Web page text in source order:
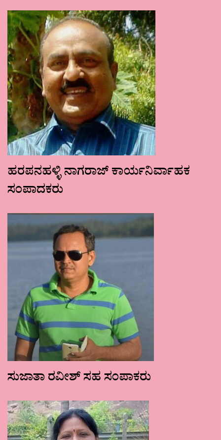
ಹರಪನಹಳ್ಳಿ ನಾಗರಾಜ್ ಕಾರ್ಯನಿರ್ವಾಹಕ
ಸಂಪಾದಕರು
ಸುಜಾತಾ ರವೀಶ್ ಸಹ ಸಂಪಾಕರು